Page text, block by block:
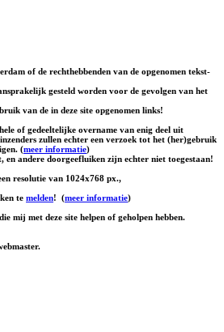
of de rechthebbenden van de opgenomen tekst-
gesteld worden voor de gevolgen van het
van de in deze site opgenomen links!
of gedeeltelijke overname van enig deel uit
zullen echter een verzoek tot het (her)gebruik
(meer informatie)
en andere doorgeefluiken zijn echter niet toegestaan!
resolutie van 1024x768 px.,
te melden! (meer informatie)
mij met deze site helpen of geholpen hebben.